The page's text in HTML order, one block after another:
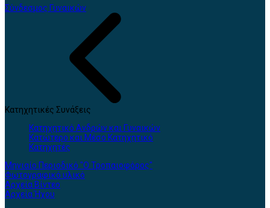
Σύνδεσμος Γυναικών
Κατηχητικές Συνάξεις
Κατηχητικό Ανδρών και Γυναικών
Κατώτερο και Μέσο Κατηχητικό
Κατηχητές
Μηνιαίο Περιοδικό "Ο Τροπαιοφόρος"
Φωτογραφικό υλικό
Αρχεία Βίντεο
Αρχεία Ήχου